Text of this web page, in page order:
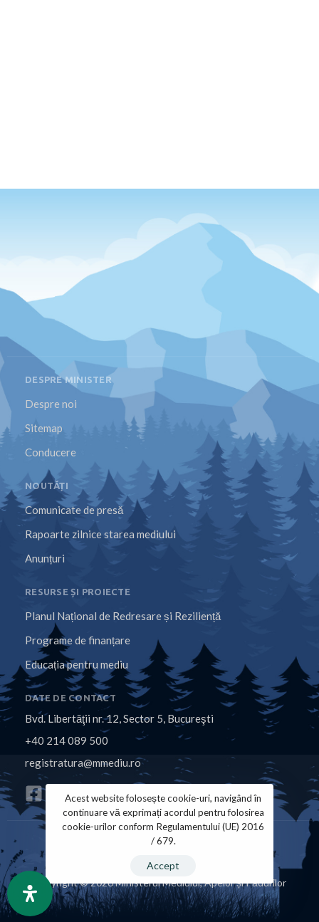
DESPRE MINISTER
Despre noi
Sitemap
Conducere
NOUTĂȚI
Comunicate de presă
Rapoarte zilnice starea mediului
Anunțuri
RESURSE ȘI PROIECTE
Planul Național de Redresare și Reziliență
Programe de finanțare
Educația pentru mediu
DATE DE CONTACT
Bvd. Libertăţii nr. 12, Sector 5, Bucureşti
+40 214 089 500
registratura@mmediu.ro
Copyright © 2026 Ministerul Mediului, Apelor și Pădurilor
Acest website folosește cookie-uri, navigând în
continuare vă exprimați acordul pentru folosirea
cookie-urilor conform Regulamentului (UE) 2016
/ 679.
Accept